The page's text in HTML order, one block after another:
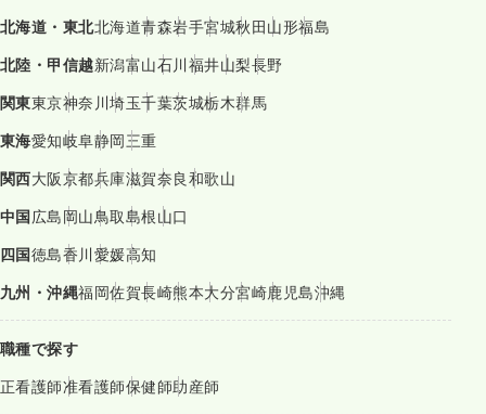
北海道・東北北海道青森岩手宮城秋田山形福島
北陸・甲信越新潟富山石川福井山梨長野
関東東京神奈川埼玉千葉茨城栃木群馬
東海愛知岐阜静岡三重
関西大阪京都兵庫滋賀奈良和歌山
中国広島岡山鳥取島根山口
四国徳島香川愛媛高知
九州・沖縄福岡佐賀長崎熊本大分宮崎鹿児島沖縄
職種で探す
正看護師准看護師保健師助産師